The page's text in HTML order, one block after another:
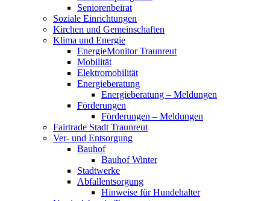
Seniorenbeirat
Soziale Einrichtungen
Kirchen und Gemeinschaften
Klima und Energie
EnergieMonitor Traunreut
Mobilität
Elektromobilität
Energieberatung
Energieberatung – Meldungen
Förderungen
Förderungen – Meldungen
Fairtrade Stadt Traunreut
Ver- und Entsorgung
Bauhof
Bauhof Winter
Stadtwerke
Abfallentsorgung
Hinweise für Hundehalter